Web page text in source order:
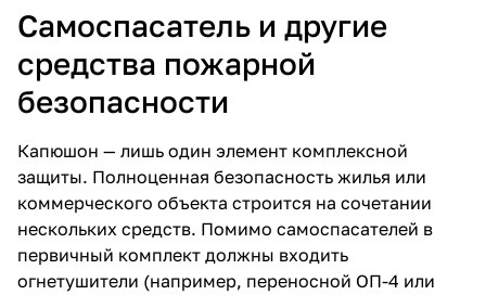
Самоспасатель и другие
средства пожарной
безопасности
Капюшон — лишь один элемент комплексной
защиты. Полноценная безопасность жилья или
коммерческого объекта строится на сочетании
нескольких средств. Помимо самоспасателей в
первичный комплект должны входить
огнетушители (например, переносной ОП-4 или